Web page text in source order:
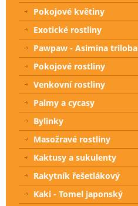
Pokojové květiny
Exotické rostliny
Pawpaw - Asimina triloba
Pokojové rostliny
Venkovní rostliny
Palmy a cycasy
Bylinky
Masožravé rostliny
Kaktusy a sukulenty
Rakytník řešetlákový
Kaki - Tomel japonský